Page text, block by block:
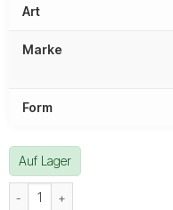
Art
Marke
Form
Auf Lager
Cenforce 200 mg Menge